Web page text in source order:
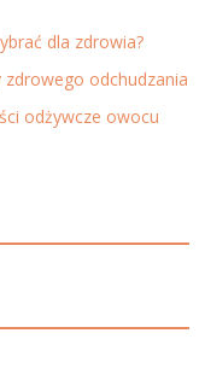
dla zdrowia?
zdrowego odchudzania
odżywcze owocu